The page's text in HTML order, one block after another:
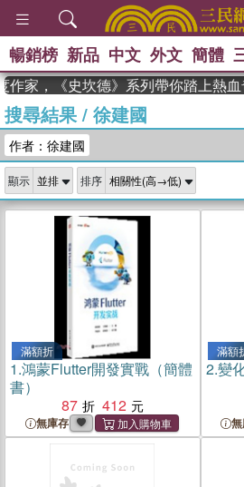
、 The
李登輝時代
、
群喵 、 臺
暢銷榜 新品 中文 外文 簡體
《史坎德》系列帶你踏上熱血奇幻旅
搜尋結果/ 徐建國
作者：徐建國
顯示 排序
滿額折
1.鴻蒙Flutter開發實戰（簡體
書）
87
412
無庫存
滿額
2.變